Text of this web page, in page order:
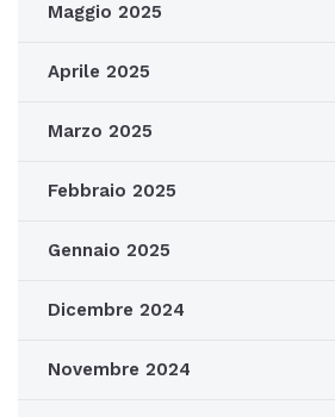
Maggio 2025
Aprile 2025
Marzo 2025
Febbraio 2025
Gennaio 2025
Dicembre 2024
Novembre 2024